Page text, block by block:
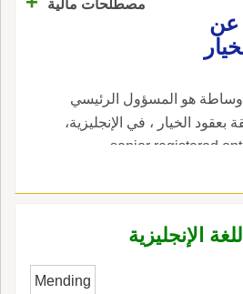
مصطلحات مالية
عن
هو المسؤول الرئيسي
بعقود الخيار ، في الإنجليزية،
الإنجليزية
Mending